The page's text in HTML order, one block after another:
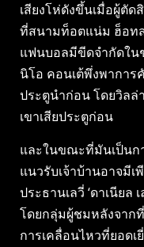
เสียงโห่ดังขึ้นเมื่อผู้ตัด
ที่สนามท็อตแน่ม ฮ็อทส
แฟนบอลมีขีดจำกัดใน
นิโอ คอนเต้พึ่งพาการ
ประตูนำก่อน โดยวิลล่
เขาเสียประตูก่อน
และในขณะที่มันเป็นก
แนวรับเจ้าบ้านอาจมี
ประธานเลวี่ ‘ดาเนียล
โดยกลุ่มผู้ชมหลังจาก
การเคลื่อนไหวที่ยอด